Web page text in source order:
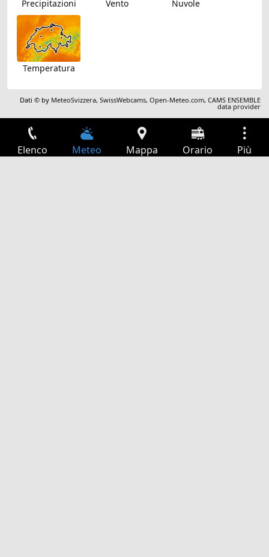
Precipitazioni Vento Nuvole
Temperatura
Dati © by MeteoSvizzera,SwissWebcams,Open-Meteo.com,CAMS ENSEMBLE
data provider
Elenco Meteo Mappa Orario Più